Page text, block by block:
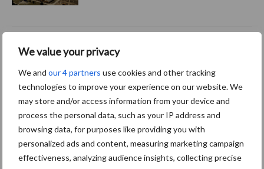
We value your privacy
We and our 4 partners use cookies and other tracking
technologies to improve your experience on our website. We
may store and/or access information from your device and
process the personal data, such as your IP address and
browsing data, for purposes like providing you with
personalized ads and content, measuring marketing campaign
effectiveness, analyzing audience insights, collecting precise
Drie Franse bedrijven over
de grens van 14.000
kilogram melk
Pöttinger introduceert
compacte dubbelrotor-
zwadhark in de hef